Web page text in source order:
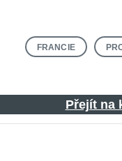
FRANCIE
Přejít na